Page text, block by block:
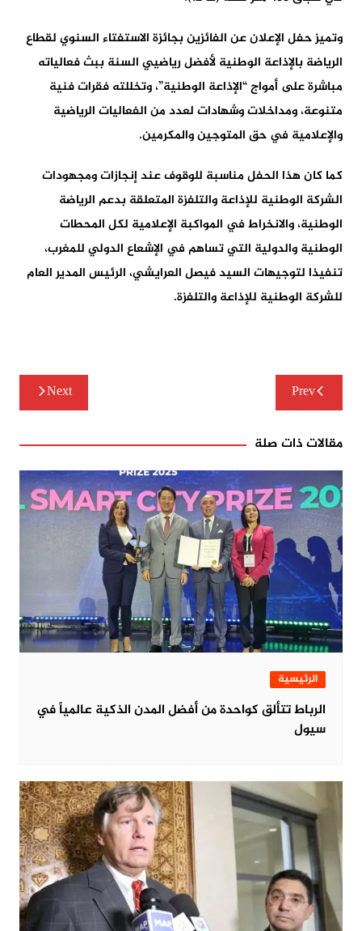
وتميز حفل الإعلان عن الفائزين بجائزة الاستفتاء السنوي لقطاع
الرياضة بالإذاعة الوطنية لأفضل رياضيي السنة ببث فعالياته
مباشرة على أمواج “الإذاعة الوطنية”، وتخللته فقرات فنية
متنوعة، ومداخلات وشهادات لعدد من الفعاليات الرياضية
والإعلامية في حق المتوجين والمكرمين.
كما كان هذا الحفل مناسبة للوقوف عند إنجازات ومجهودات
الشركة الوطنية للإذاعة والتلفزة المتعلقة بدعم الرياضة
الوطنية، والانخراط في المواكبة الإعلامية لكل المحطات
الوطنية والدولية التي تساهم في الإشعاع الدولي للمغرب،
تنفيذا لتوجيهات السيد فيصل العرايشي، الرئيس المدير العام
للشركة الوطنية للإذاعة والتلفزة.
تصفّح
المقالاتPrev
Next
مقالات ذات صلة
الرئيسية
الرباط تتألق كواحدة من أفضل المدن الذكية عالمياً في
سيول